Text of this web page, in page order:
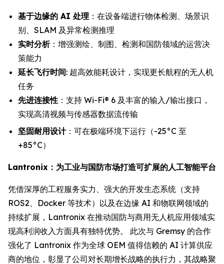
基于边缘的 AI 处理 ：在设备端进行物体检测、场景识
别、SLAM 及异常检测推理
实时分析：增强测绘、制图、检测和国防领域的运营决
策能力
延长飞行时间: 超高效能耗设计，实现更长航程的无人机
任务
先进连接性 ：支持 Wi-Fi® 6 及丰富的输入/输出接口，
实现高清视频与传感器数据流传输
坚固耐用设计：可在极端环境下运行（-25°C 至
+85°C）
Lantronix：为工业与国防市场打造可扩展的人工智能平台
凭借深厚的工程服务实力、强大的开发生态系统（支持
ROS2、Docker 等技术）以及在边缘 AI 和物联网领域的
持续扩展，Lantronix 在推动国防与商用无人机应用领域实
现高利润收入方面具有独特优势。 此次与 Gremsy 的合作
强化了 Lantronix 作为全球 OEM 值得信赖的 AI 计算供应
商的地位，彰显了公司对长期增长战略的执行力，其战略聚